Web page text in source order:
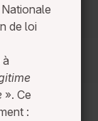
Nationale
de loi
». Ce
: